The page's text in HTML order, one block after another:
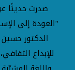
صدرت حديثًا
"العودة إلى
الدكتور حسين
للإبداع